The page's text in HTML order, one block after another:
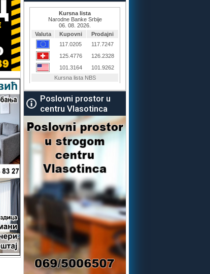
Poslovni prostor u
centru Vlasotinca